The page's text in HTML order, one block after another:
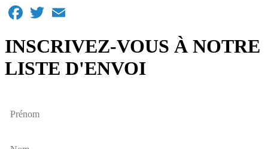
Facebook
Twitter
INSCRIVEZ-VOUS À NOTRE
LISTE D'ENVOI